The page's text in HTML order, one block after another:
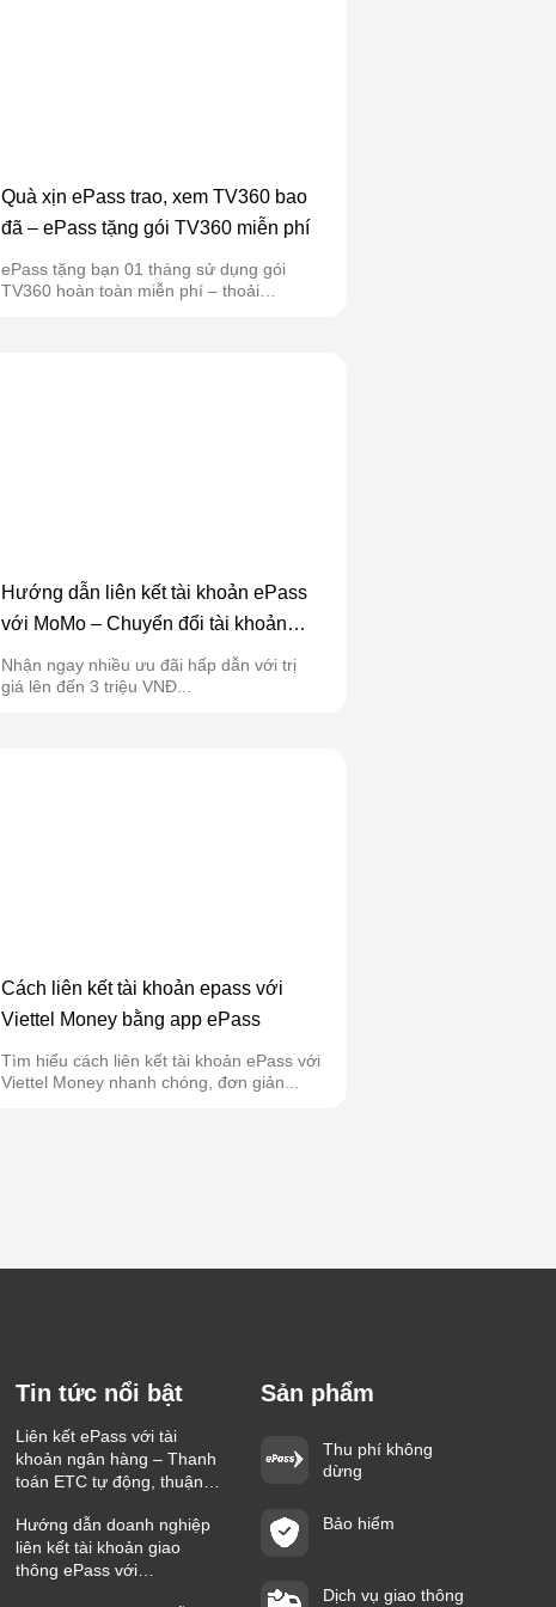
Quà xịn ePass trao, xem TV360 bao
đã – ePass tặng gói TV360 miễn phí
ePass tặng bạn 01 tháng sử dụng gói
TV360 hoàn toàn miễn phí – thoải
Hướng dẫn liên kết tài khoản ePass
với MoMo – Chuyển đổi tài khoản
giao thông theo Nghị định 119
Nhận ngay nhiều ưu đãi hấp dẫn với trị
giá lên đến 3 triệu VNĐ...
Cách liên kết tài khoản epass với
Viettel Money bằng app ePass
Tìm hiểu cách liên kết tài khoản ePass với
Viettel Money nhanh chóng, đơn giản...
Tin tức nổi bật
Liên kết ePass với tài
khoản ngân hàng – Thanh
toán ETC tự động, thuận
Hướng dẫn doanh nghiệp
liên kết tài khoản giao
thông ePass với
Sản phẩm
Thu phí không
dừng
Bảo hiểm
Dịch vụ giao thông